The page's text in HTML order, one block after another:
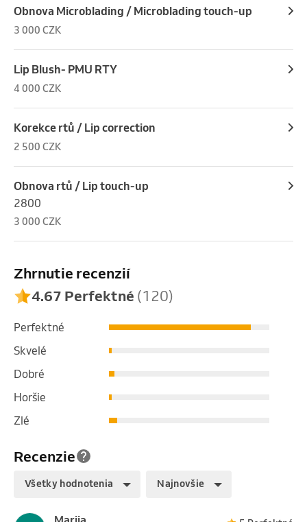
Obnova Microblading / Microblading touch-up
3 000 CZK
Lip Blush- PMU RTY
4 000 CZK
Korekce rtů / Lip correction
2 500 CZK
Obnova rtů / Lip touch-up
2800
3 000 CZK
Recenzie
Všetky hodnotenia Najnovšie
Zhrnutie recenzií
4.67 Perfektné (120)
Perfektné
Skvelé
Dobré
Horšie
Zlé